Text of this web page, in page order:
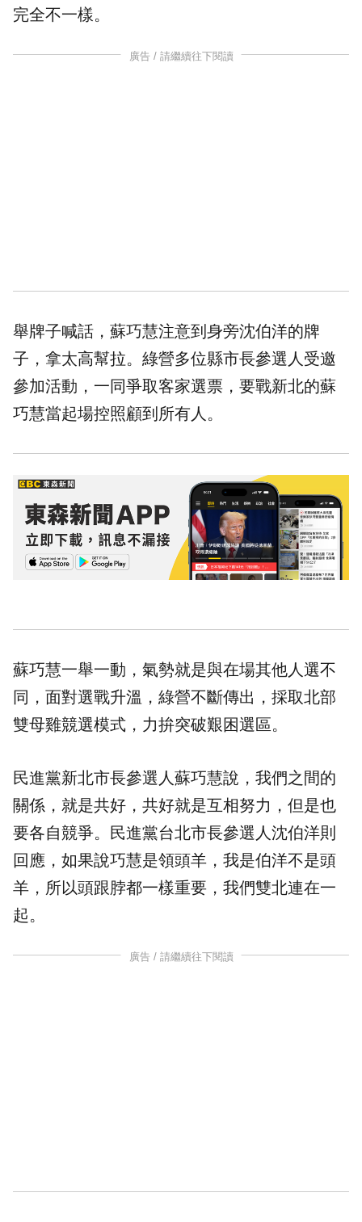
完全不一樣。
廣告 / 請繼續往下閱讀
舉牌子喊話，蘇巧慧注意到身旁沈伯洋的牌
子，拿太高幫拉。綠營多位縣市長參選人受邀
參加活動，一同爭取客家選票，要戰新北的蘇
巧慧當起場控照顧到所有人。
蘇巧慧一舉一動，氣勢就是與在場其他人選不
同，面對選戰升溫，綠營不斷傳出，採取北部
雙母雞競選模式，力拚突破艱困選區。
民進黨新北市長參選人蘇巧慧說，我們之間的
關係，就是共好，共好就是互相努力，但是也
要各自競爭。民進黨台北市長參選人沈伯洋則
回應，如果說巧慧是領頭羊，我是伯洋不是頭
羊，所以頭跟脖都一樣重要，我們雙北連在一
起。
廣告 / 請繼續往下閱讀